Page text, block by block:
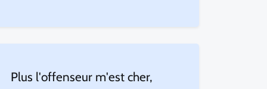
Plus l'offenseur m'est cher,